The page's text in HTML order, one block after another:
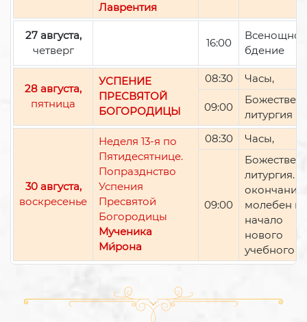
Лаврентия
27 августа,
четверг
16:00
Всенощное
бдение
28 августа,
пятница
УСПЕНИЕ
ПРЕСВЯТОЙ
БОГОРОДИЦЫ
08:30 Часы,
09:00
литургия
30 августа,
воскресенье
Неделя 13-я по
Пятидесятнице.
Попразднство
Успения
Пресвятой
Богородицы
Мученика
Ми́рона
08:30 Часы,
09:00
литургия.
окончании
молебен
начало
нового
учебного